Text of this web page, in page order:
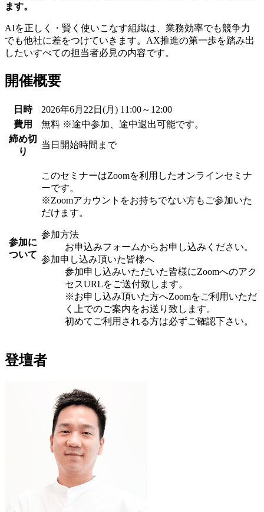
ます。
AIを正しく・賢く使いこなす組織は、業務効率でも競争力
でも他社に差をつけていきます。AX推進の第一歩を踏み出
したいすべての担当者必見の内容です。
開催概要
日時
2026年6月22日(月) 11:00～12:00
費用
無料 ※途中参加、途中退出可能です。
締め切
り
当日開始時間まで
参加に
ついて
このセミナーはZoomを利用したオンラインセミナ
ーです。
※Zoomアカウントをお持ちでない方もご参加いた
だけます。
参加方法
お申込みフォームからお申し込みください。
参加申し込み頂いた皆様へ
参加申し込みいただいた皆様にZoomへのアク
セスURLをご送付致します。
※お申し込み頂いた方へZoomをご利用いただ
く上でのご案内をお送り致します。
初めてご利用される方は必ずご確認下さい。
登壇者